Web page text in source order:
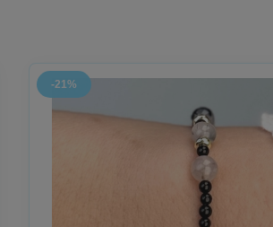
– znak trwania i wdzięczności
jako symbol drogi, która nie była
-21%